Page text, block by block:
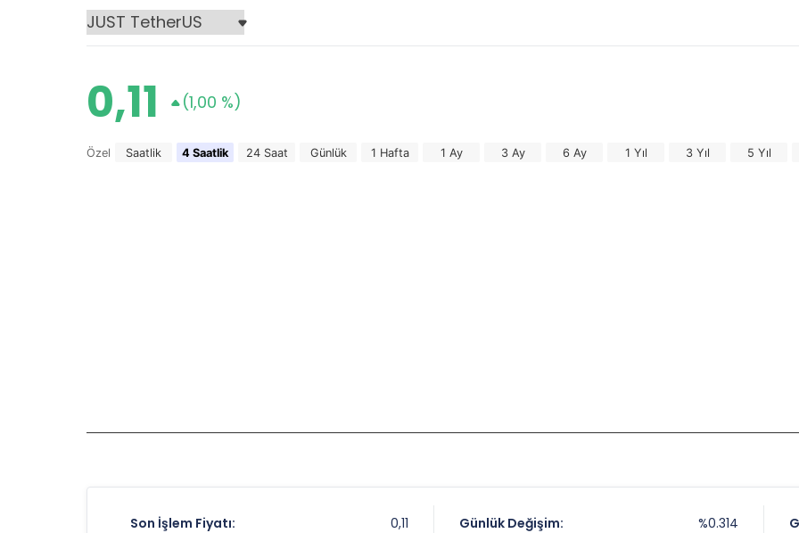
0,11 (1,00 %)
Özel Saatlik 4 Saatlik 24 Saat Günlük 1 Hafta 1 Ay 3 Ay 6 Ay 1 Yıl 3 Yıl 5 Yıl
Son İşlem Fiyatı: 0,11 Günlük Değişim: %0.314